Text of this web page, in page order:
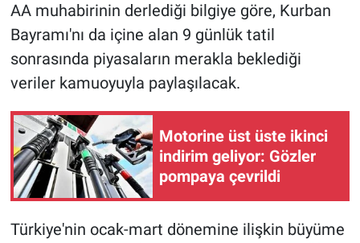
AA muhabirinin derlediği bilgiye göre, Kurban
Bayramı'nı da içine alan 9 günlük tatil
sonrasında piyasaların merakla beklediği
veriler kamuoyuyla paylaşılacak.
Motorine üst üste ikinci
indirim geliyor: Gözler
pompaya çevrildi
Türkiye'nin ocak-mart dönemine ilişkin büyüme